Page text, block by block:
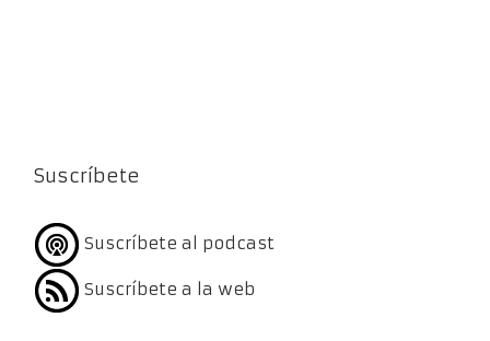
Suscríbete
Suscríbete al podcast
Suscríbete a la web